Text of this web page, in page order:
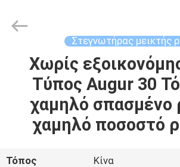
ΣΠΊΤΙ
ΠΡΟΪΌΝΤΑ
ΠΕΡΊΠΟΥ
ΕΜΕΊΣ
Στεγνωτήρας μεικτής
Χωρίς
Τύπος Augur 30
χαμηλό σπασμένο
χαμηλό ποσοστό
Τόπος
Κίνα